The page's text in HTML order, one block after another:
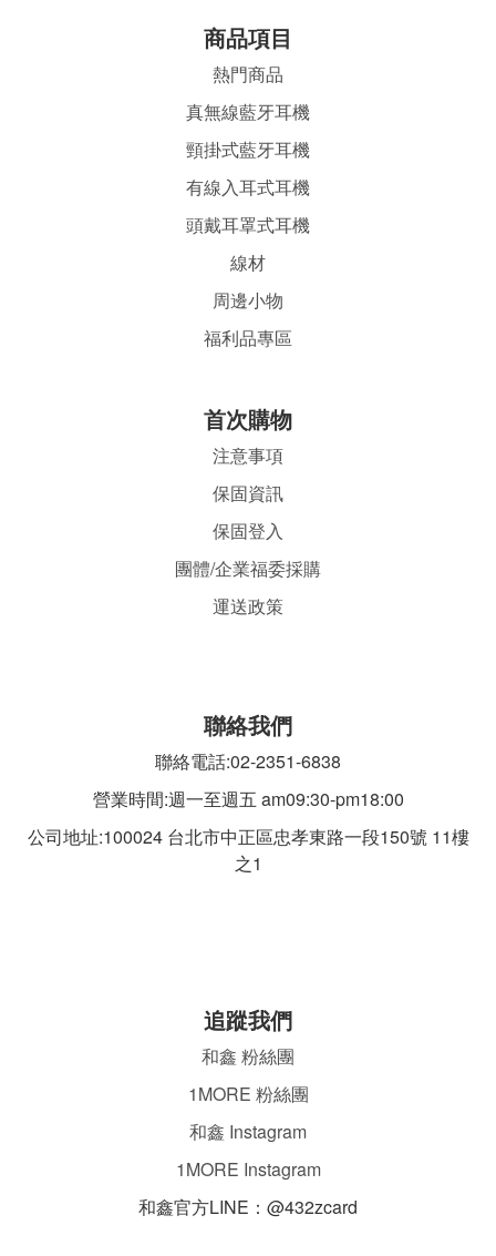
商品項目
熱門商品
真無線藍牙耳機
頸掛式藍牙耳機
有線入耳式耳機
頭戴耳罩式耳機
線材
周邊小物
福利品專區
首次購物
注意事項
保固資訊
保固登入
團體/企業福委採購
運送政策
聯絡我們
聯絡電話:02-2351-6838
營業時間:週一至週五 am09:30-pm18:00
公司地址:100024 台北市中正區忠孝東路一段150號 11樓
之1
追蹤我們
和鑫 粉絲團
1MORE 粉絲團
和鑫 Instagram
1MORE Instagram
和鑫官方LINE：@432zcard